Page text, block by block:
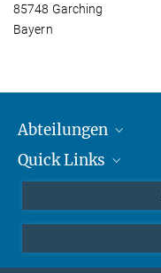
85748 Garching
Bayern
Abteilungen
Attosekundenphysik
Quick Links
Kontakt